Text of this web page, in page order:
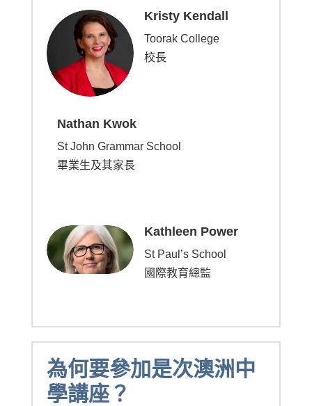
Kristy Kendall
Toorak College
校長
Nathan Kwok
St John Grammar School
畢業生及其家長
Kathleen Power
St Paul’s School
國際教育總監
為何要參加是次澳洲中
學講座？